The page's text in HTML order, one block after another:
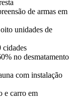
de armas em
unidades de
cidades
no desmatamento
com instalação
e carro em